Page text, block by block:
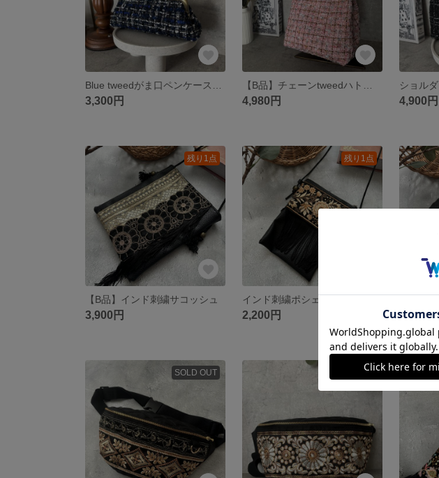
3,300円 4,980円 4,900円
残り1点
【B品】インド刺繍サコッシュ
3,900円
残り1点
2,200円 3,300円
SOLD OUT 残り1点